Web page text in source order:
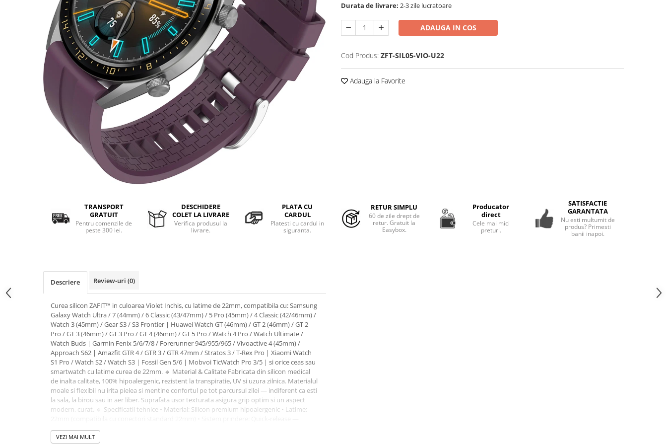
Aparate de vidat
Benzi dublu adezive
Dispozitiv indepartare papiloame
Etajere depozitare
Irigatoare bucale
Pensule machiaj
Capace WC copii & Reductoare WC
Patuturi bebelusi
Truse machiaj copii
Durata de livrare: 2-3 zile lucratoare
ADAUGA IN COS
Cod Produs: ZFT-SIL05-VIO-U22
Adauga la Favorite
TRANSPORT
GRATUIT
Pentru comenzile de
peste 300 lei.
DESCHIDERE
COLET LA LIVRARE
Verifica produsul la
livrare.
PLATA CU
CARDUL
Platesti cu cardul in
siguranta.
RETUR SIMPLU
60 de zile drept de
retur. Gratuit la
Easybox.
Producator
direct
Cele mai mici
preturi.
SATISFACTIE
GARANTATA
Nu esti multumit de
produs? Primesti
banii inapoi.
Descriere Review-uri (0)
Curea silicon ZAFIT™ in culoarea Violet Inchis, cu latime de 22mm, compatibila cu: Samsung
Galaxy Watch Ultra / 7 (44mm) / 6 Classic (43/47mm) / 5 Pro (45mm) / 4 Classic (42/46mm) /
Watch 3 (45mm) / Gear S3 / S3 Frontier | Huawei Watch GT (46mm) / GT 2 (46mm) / GT 2
Pro / GT 3 (46mm) / GT 3 Pro / GT 4 (46mm) / GT 5 Pro / Watch 4 Pro / Watch Ultimate /
Watch Buds | Garmin Fenix 5/6/7/8 / Forerunner 945/955/965 / Vivoactive 4 (45mm) /
Approach S62 | Amazfit GTR 4 / GTR 3 / GTR 47mm / Stratos 3 / T-Rex Pro | Xiaomi Watch
S1 Pro / Watch S2 / Watch S3 | Fossil Gen 5/6 | Mobvoi TicWatch Pro 3/5 | si orice ceas sau
smartwatch cu latime curea de 22mm. 🔹 Material & Calitate Fabricata din silicon medical
de inalta calitate, 100% hipoalergenic, rezistent la transpiratie, UV si uzura zilnica. Materialul
moale si flexibil nu irita pielea si mentine confortul pe tot parcursul zilei — indiferent ca esti
la sala, la birou sau in aer liber. Suprafata usor texturata asigura grip optim si un aspect
modern, curat. 🔹 Specificatii tehnice • Material: Silicon premium hipoalergenic • Latime:
schimbare rapida, fara scule • Inchidere: Catarama clasica din otel inoxidabil anticoroziv •
Rezistenta: Transpiratie, apa, UV, temperaturi ridicate • Disponibila in mai multe marimi de
VEZI MAI MULT